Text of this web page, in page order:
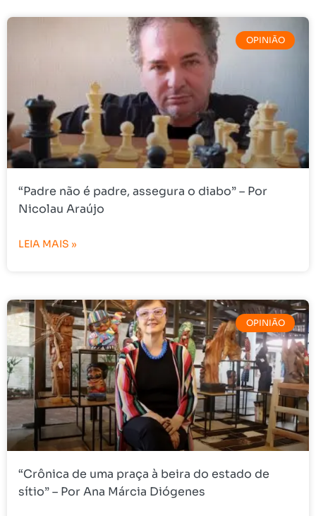
OPINIÃO
“Padre não é padre, assegura o diabo” – Por
Nicolau Araújo
LEIA MAIS »
OPINIÃO
“Crônica de uma praça à beira do estado de
sítio” – Por Ana Márcia Diógenes